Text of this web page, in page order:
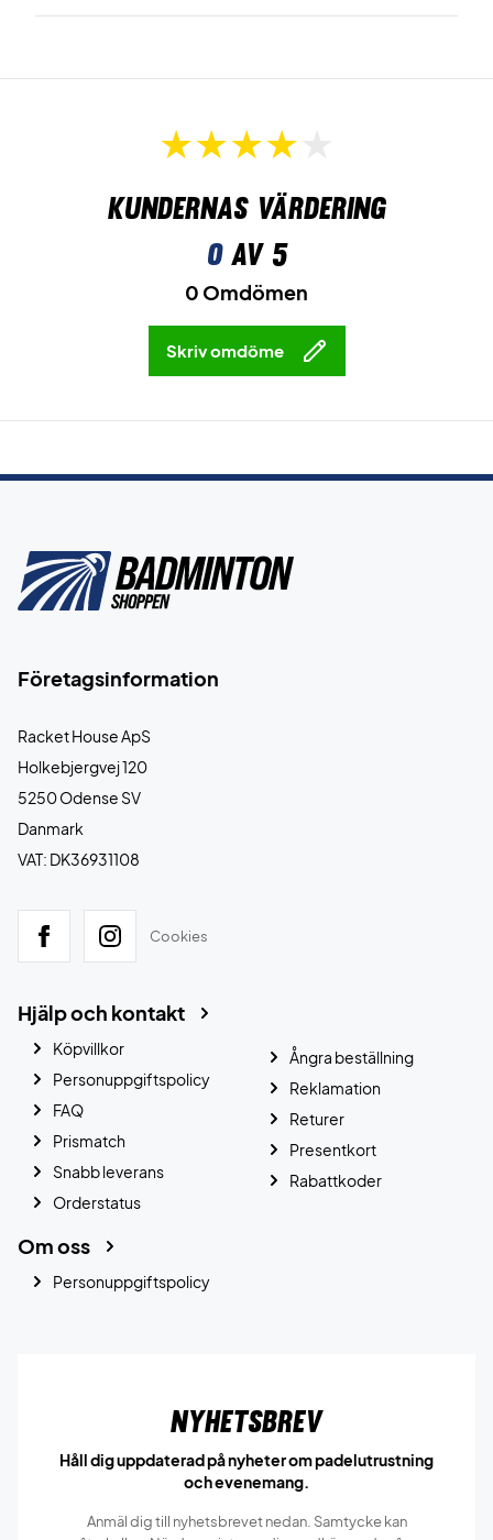
Kundernas värdering
0av 5
0 Omdömen
Skriv omdöme
Företagsinformation
Racket House ApS
Holkebjergvej 120
5250 Odense SV
Danmark
VAT: DK36931108
Cookies
Hjälp och kontakt
Köpvillkor
Personuppgiftspolicy
FAQ
Prismatch
Snabb leverans
Orderstatus
Ångra beställning
Reklamation
Returer
Presentkort
Rabattkoder
Om oss
Personuppgiftspolicy
Nyhetsbrev
Håll dig uppdaterad på nyheter om padelutrustning
och evenemang.
Anmäl dig till nyhetsbrevet nedan. Samtycke kan